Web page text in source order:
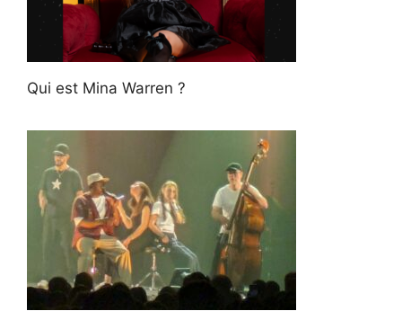
Qui est Mina Warren ?